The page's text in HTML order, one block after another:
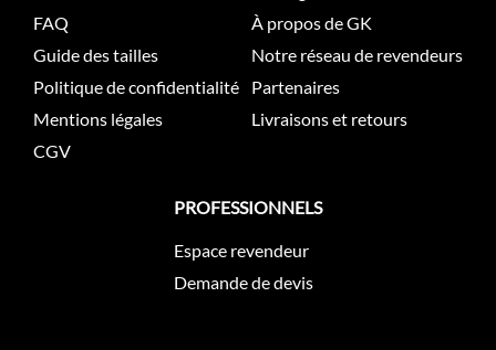
FAQ
Guide des tailles
Politique de confidentialité
Mentions légales
CGV
À propos de GK
Notre réseau de revendeurs
Partenaires
Livraisons et retours
PROFESSIONNELS
Espace revendeur
Demande de devis